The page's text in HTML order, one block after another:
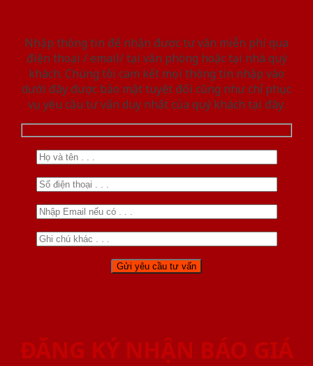
Nhập thông tin để nhận được tư vấn miễn phí qua
điện thoại / email/ tại văn phòng hoặc tại nhà quý
khách. Chúng tôi cam kết mọi thông tin nhập vào
dưới đây được bảo mật tuyệt đối cũng như chỉ phục
vụ yêu cầu tư vấn duy nhất của quý khách tại đây.
ĐĂNG KÝ NHẬN BÁO GIÁ